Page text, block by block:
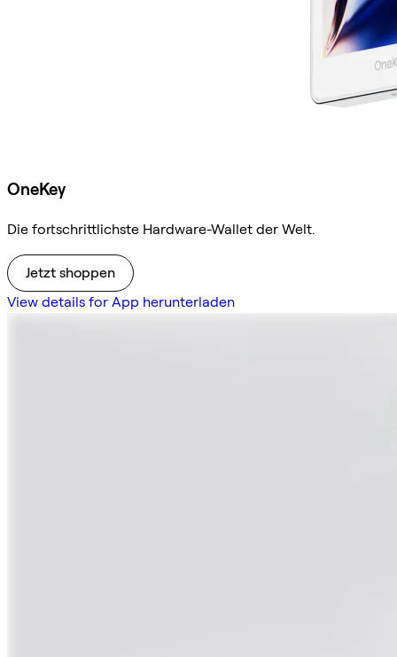
OneKey
Die fortschrittlichste Hardware-Wallet der Welt.
Jetzt shoppen
View details for App herunterladen